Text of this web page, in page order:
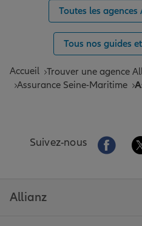
Toutes les
Tous nos guides
Accueil Trouver une agence
Assurance Seine-Maritime
Suivez-nous Aller
Allianz